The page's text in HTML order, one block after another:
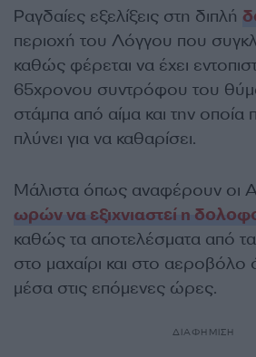
Ραγδαίες εξελίξεις στη διπλή
περιοχή του Λόγγου που
καθώς φέρεται να έχει
65χρονου συντρόφου του
στάμπα από αίμα και την
πλύνει για να καθαρίσει.
Μάλιστα όπως αναφέρουν οι
ωρών να εξιχνιαστεί η
καθώς τα αποτελέσματα από
στο μαχαίρι και στο αεροβόλο
μέσα στις επόμενες ώρες.
ΔΙΑΦΗΜΙΣΗ